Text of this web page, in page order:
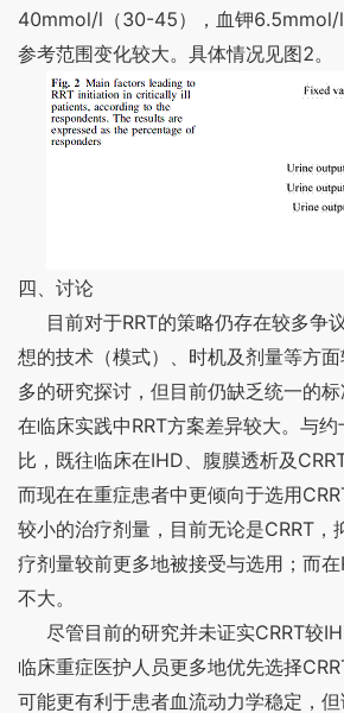
40mmol/l （30-45），血钾6.5mmol/l
参考范围变化较大。具体情况见图 2。
四、讨论
目前对于RRT的策略仍存在较多争
想的技术（模式）、时机及剂量等方
多的研究探讨，但目前仍缺乏统一的
在临床实践中RRT方案差异较大。与
比，既往临床在IHD 、腹膜透析及
而现在在重症患者中更倾向于选用
较小的治疗剂量，目前无论是CRRT ，
疗剂量较前更多地被接受与选用；而在
不大。
尽管目前的研究并未证实CRRT较
临床重症医护人员更多地优先选择
可能更有利于患者血流动力学稳定，